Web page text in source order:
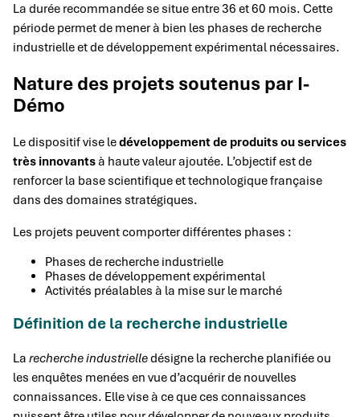
La durée recommandée se situe entre 36 et 60 mois. Cette
période permet de mener à bien les phases de recherche
industrielle et de développement expérimental nécessaires.
Nature des projets soutenus par I-
Démo
Le dispositif vise ledéveloppement de produits ou services
très innovantsà haute valeur ajoutée. L’objectif est de
renforcer la base scientifique et technologique française
dans des domaines stratégiques.
Les projets peuvent comporter différentes phases :
Phases de recherche industrielle
Phases de développement expérimental
Activités préalables à la mise sur le marché
Définition de la recherche industrielle
La recherche industrielledésigne la recherche planifiée ou
les enquêtes menées en vue d’acquérir de nouvelles
connaissances. Elle vise à ce que ces connaissances